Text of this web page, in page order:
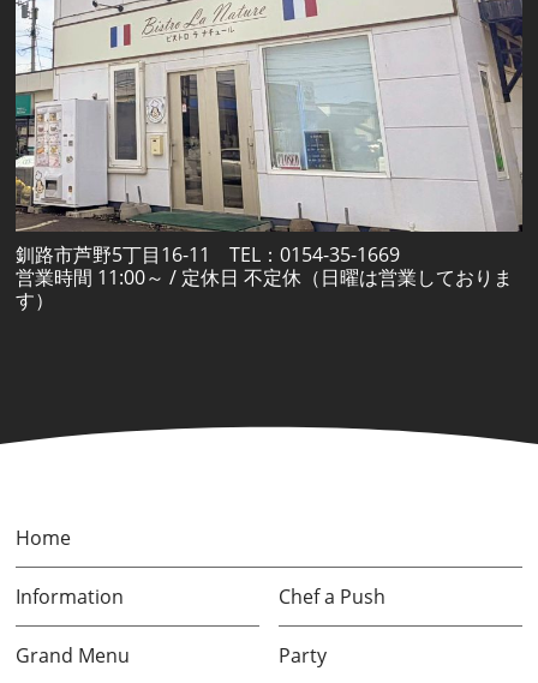
釧路市芦野5丁目16-11 TEL：0154-35-1669
営業時間 11:00～ / 定休日 不定休（日曜は営業しておりま
す）
Home
Information Chef a Push
Grand Menu Party